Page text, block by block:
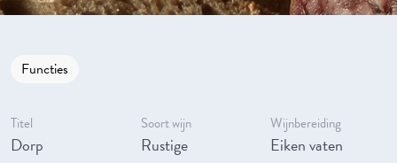
Functies
Titel
Dorp
Soort wijn
Rustige
Wijnbereiding
Eiken vaten